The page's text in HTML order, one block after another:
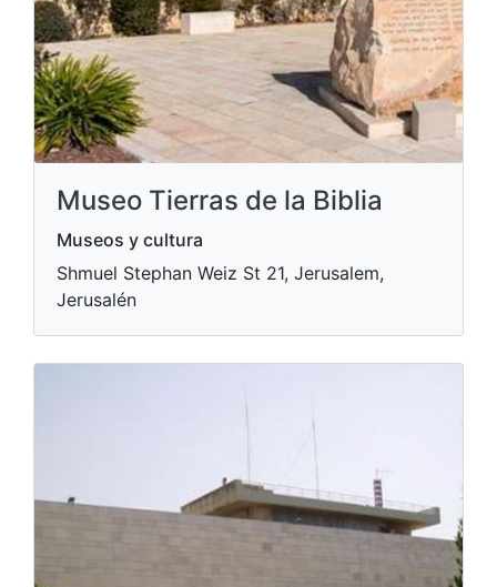
Museo Tierras de la Biblia
Museos y cultura
Shmuel Stephan Weiz St 21, Jerusalem,
Jerusalén